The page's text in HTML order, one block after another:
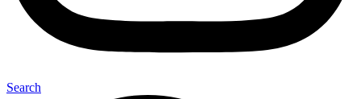
Search